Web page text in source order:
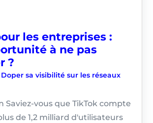
les entreprises :
à ne pas
?
Doper sa visibilité sur les réseaux
Saviez-vous que TikTok compte
de 1,2 milliard d'utilisateurs